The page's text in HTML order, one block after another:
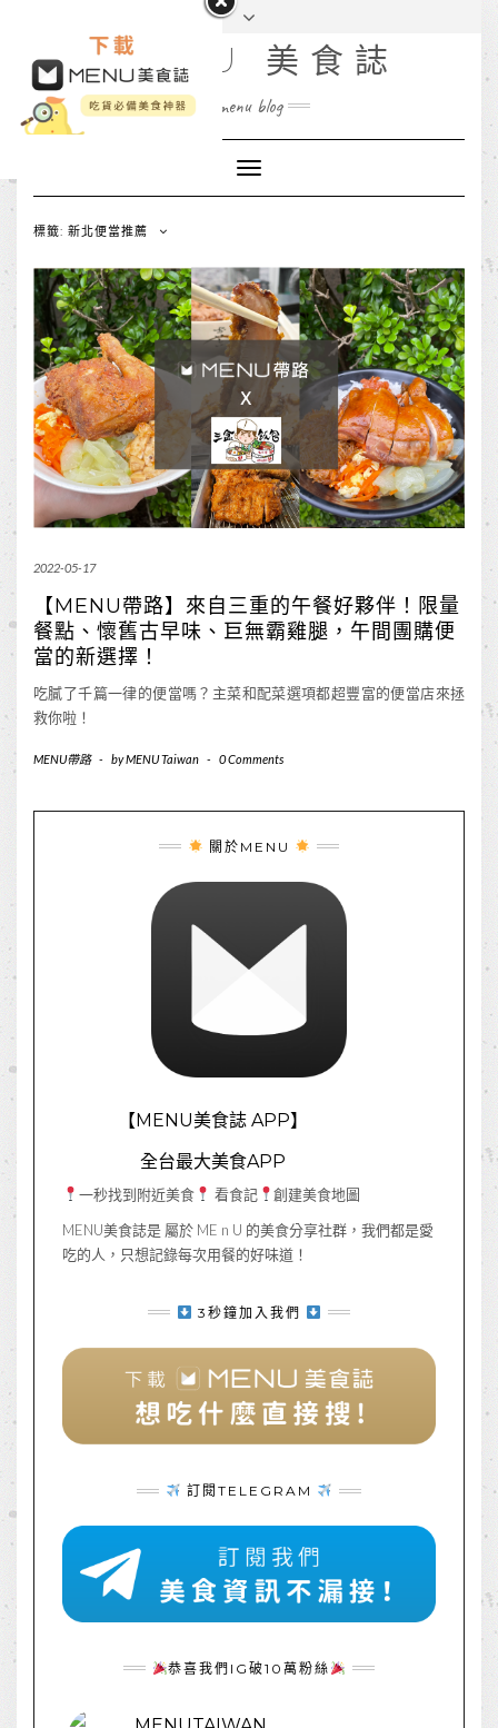
MENU 美食誌
menu blog
Toggle
Navigation
標籤: 新北便當推薦
2022-05-17
【MENU帶路】來自三重的午餐好夥伴！限量
餐點、懷舊古早味、巨無霸雞腿，午間團購便
當的新選擇！
吃膩了千篇一律的便當嗎？主菜和配菜選項都超豐富的便當店來拯
救你啦！
MENU帶路 - byMENU Taiwan - 0 Comments
關於MENU
【MENU美食誌 APP】
全台最大美食APP
一秒找到附近美食 看食記
創建美食地圖
MENU美食誌是 屬於 ME n U 的美食分享社群，我們都是愛
吃的人，只想記錄每次用餐的好味道！
3秒鐘加入我們
訂閱TELEGRAM
恭喜我們IG破10萬粉絲